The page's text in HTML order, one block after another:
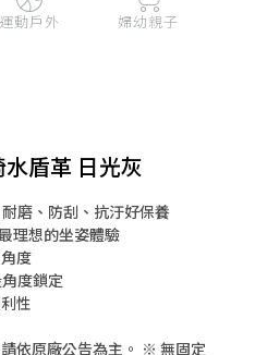
運動戶外
、行李箱、
動器材
、護具
電動車系列
婦幼親子
外出用品
教具、童書、美勞
水盾革 日光灰
磨、防刮、抗汙好保養
理想的坐姿體驗
度
度鎖定
性
依原廠公告為主。 ※ 無固定